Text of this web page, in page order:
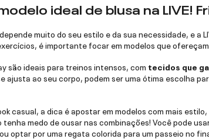
ideal de blusa na LIVE!
muito do seu estilo e da sua necessidade, e a
é importante focar em modelos que
são ideais para treinos intensos, com tecidos que
ajusta ao seu corpo, podem ser uma ótima escolha
casual, a dica é apostar em modelos com mais
medo de ousar nas combinações! Você pode
optar por uma regata colorida para um passeio no